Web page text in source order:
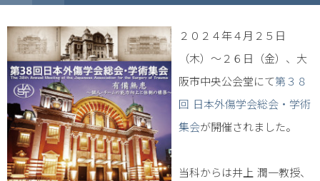
２０２４年４月２５日
（木）～２６日（金）、大
阪市中央公会堂にて 第３８
回 日本外傷学会総会・学術
集会が開催されました。
当科からは井上 潤一教授、